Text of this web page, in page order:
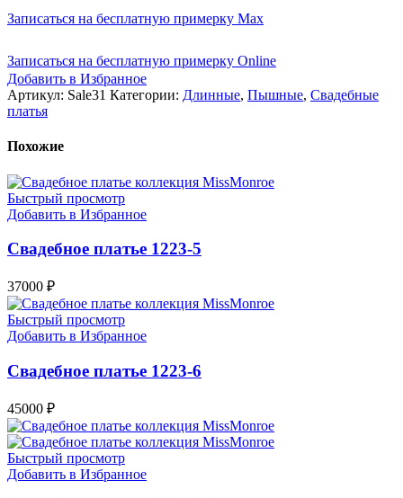
Записаться на бесплатную примерку Max
Записаться на бесплатную примерку Online
Добавить в Избранное
Артикул: Sale31 Категории: Длинные, Пышные, Свадебные
платья
Похожие
Быстрый просмотр
Добавить в Избранное
Свадебное платье 1223-5
37000 ₽
Быстрый просмотр
Добавить в Избранное
Свадебное платье 1223-6
45000 ₽
Быстрый просмотр
Добавить в Избранное